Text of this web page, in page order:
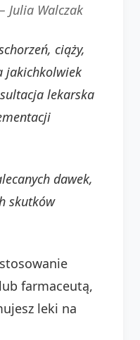
Julia Walczak
ciąży,
jakichkolwiek
lekarska
dawek,
skutków
farmaceutą,
leki na